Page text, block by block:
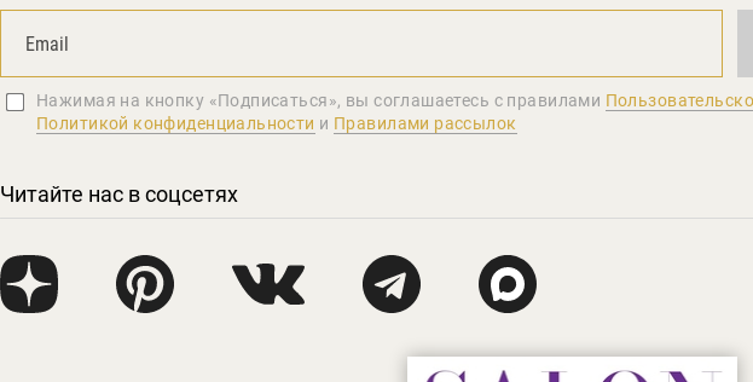
Нажимая на кнопку «Подписаться», вы соглашаетеcь с правилами
Политикой конфиденциальности и Правилами рассылок
Читайте нас в соцсетях